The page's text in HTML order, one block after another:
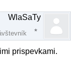
WlaSaTy
prispevkami.